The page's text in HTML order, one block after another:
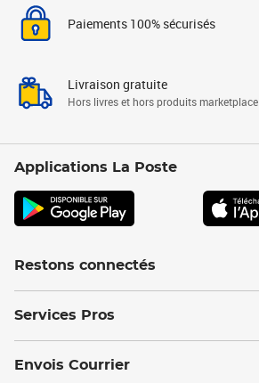
Paiements 100% sécurisés
Livraison gratuite
Hors livres et hors produits marketplace
Applications La Poste
Restons connectés
Services Pros
Envois Courrier